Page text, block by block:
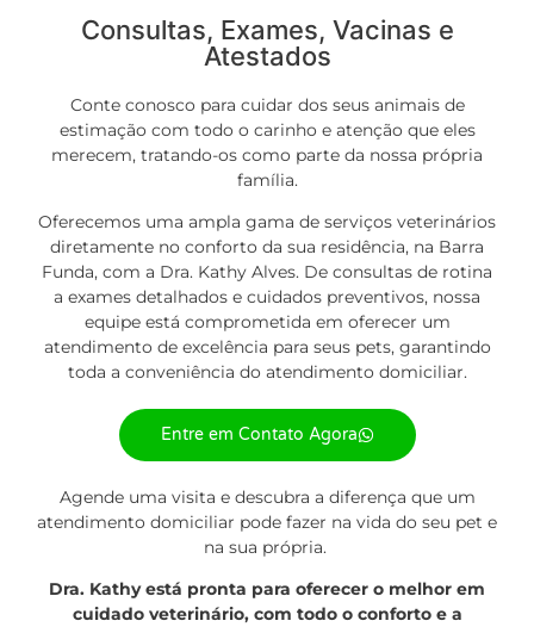
Consultas, Exames, Vacinas e
Atestados
Conte conosco para cuidar dos seus animais de
estimação com todo o carinho e atenção que eles
merecem, tratando-os como parte da nossa própria
família.
Oferecemos uma ampla gama de serviços veterinários
diretamente no conforto da sua residência, na Barra
Funda, com a Dra. Kathy Alves. De consultas de rotina
a exames detalhados e cuidados preventivos, nossa
equipe está comprometida em oferecer um
atendimento de excelência para seus pets, garantindo
toda a conveniência do atendimento domiciliar.
Entre em Contato Agora
Agende uma visita e descubra a diferença que um
atendimento domiciliar pode fazer na vida do seu pet e
na sua própria.
Dra. Kathy está pronta para oferecer o melhor em
cuidado veterinário, com todo o conforto e a